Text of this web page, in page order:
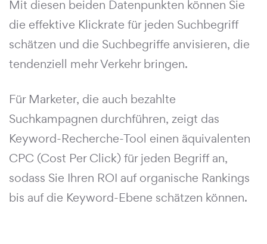
Mit diesen beiden Datenpunkten können Sie
die effektive Klickrate für jeden Suchbegriff
schätzen und die Suchbegriffe anvisieren, die
tendenziell mehr Verkehr bringen.
Für Marketer, die auch bezahlte
Suchkampagnen durchführen, zeigt das
Keyword-Recherche-Tool einen äquivalenten
CPC (Cost Per Click) für jeden Begriff an,
sodass Sie Ihren ROI auf organische Rankings
bis auf die Keyword-Ebene schätzen können.